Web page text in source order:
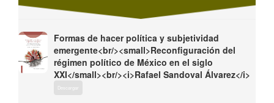
Formas de hacer política y subjetividad
emergente<br/><small>Reconfiguración del
régimen político de México en el siglo
XXI</small><br/><i>Rafael Sandoval Álvarez</i>
Descargar